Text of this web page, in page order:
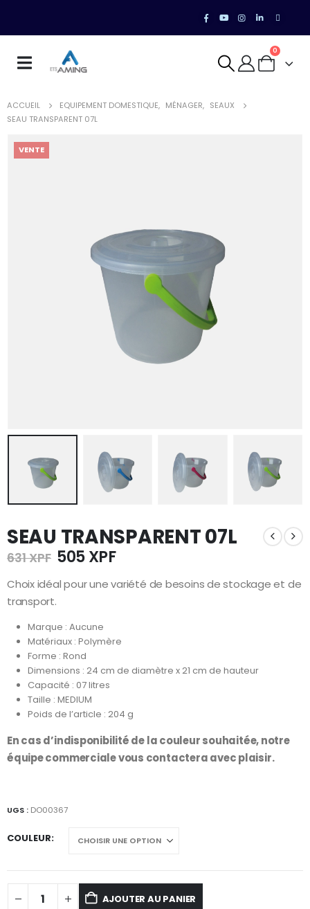
0
ACCUEIL EQUIPEMENT DOMESTIQUE, MÉNAGER, SEAUX
SEAU TRANSPARENT 07L
VENTE
SEAU TRANSPARENT 07L
631XPF Le
initial
505XPFLe
actuel
Choix idéal pour une variété de besoins de stockage et de
transport.
Marque : Aucune
Matériaux : Polymère
Forme : Rond
Dimensions : 24 cm de diamètre x 21 cm de hauteur
Capacité : 07 litres
Taille : MEDIUM
Poids de l’article : 204 g
En cas d’indisponibilité de la couleur souhaitée, notre
équipe commerciale vous contactera avec plaisir.
UGS : DO00367
COULEUR
AJOUTER AU PANIER